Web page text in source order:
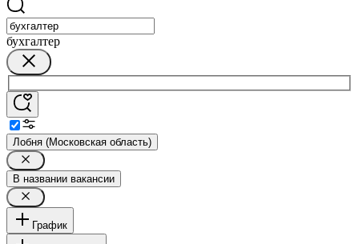
бухгалтер
Лобня (Московская область)
В названии вакансии
График